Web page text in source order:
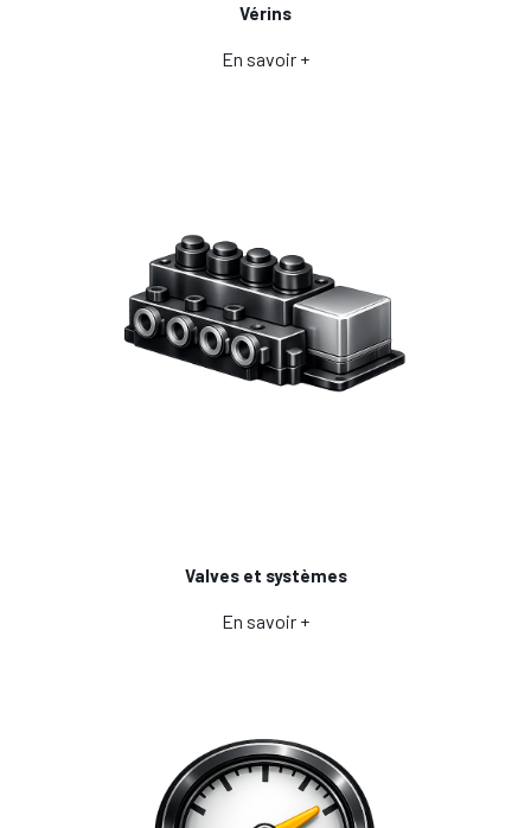
Vérins
En savoir +
Valves et systèmes
En savoir +